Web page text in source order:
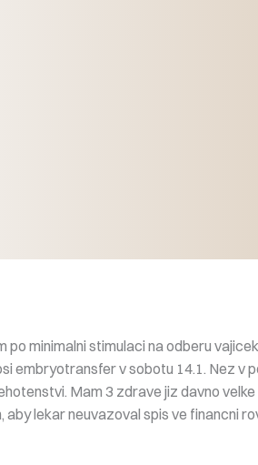
po minimalni stimulaci na odberu
embryotransfer v sobotu 14.1. Nez v
Mam 3 zdrave jiz davno
lekar neuvazoval spis ve financni